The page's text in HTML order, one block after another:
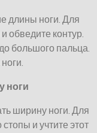
длины ноги. Для
обведите контур.
большого пальца.
ноги
ширину ноги. Для
и учтите этот